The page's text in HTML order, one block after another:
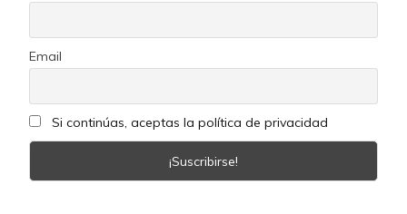
Email
Si continúas, aceptas la política de privacidad